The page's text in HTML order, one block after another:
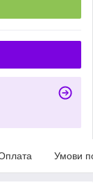
Умови